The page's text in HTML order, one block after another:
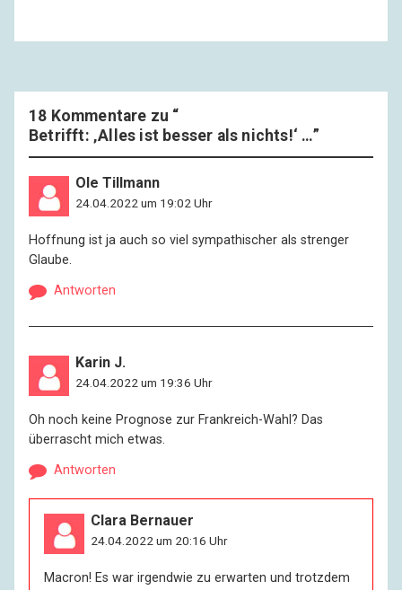
18 Kommentare zu “
Betrifft: ‚Alles ist besser als nichts!‘ …”
Ole Tillmann
24.04.2022 um 19:02 Uhr
Hoffnung ist ja auch so viel sympathischer als strenger
Glaube.
Antworten
Karin J.
24.04.2022 um 19:36 Uhr
Oh noch keine Prognose zur Frankreich-Wahl? Das
überrascht mich etwas.
Antworten
Clara Bernauer
24.04.2022 um 20:16 Uhr
Macron! Es war irgendwie zu erwarten und trotzdem